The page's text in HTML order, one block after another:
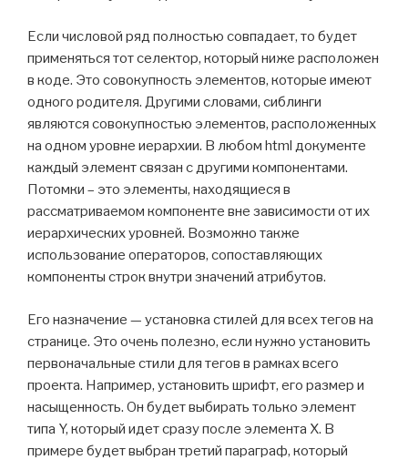
Если числовой ряд полностью совпадает, то будет
применяться тот селектор, который ниже расположен
в коде. Это совокупность элементов, которые имеют
одного родителя. Другими словами, сиблинги
являются совокупностью элементов, расположенных
на одном уровне иерархии. В любом html документе
каждый элемент связан с другими компонентами.
Потомки – это элементы, находящиеся в
рассматриваемом компоненте вне зависимости от их
иерархических уровней. Возможно также
использование операторов, сопоставляющих
компоненты строк внутри значений атрибутов.
Его назначение — установка стилей для всех тегов на
странице. Это очень полезно, если нужно установить
первоначальные стили для тегов в рамках всего
проекта. Например, установить шрифт, его размер и
насыщенность. Он будет выбирать только элемент
типа Y, который идет сразу после элемента Х. В
примере будет выбран третий параграф, который